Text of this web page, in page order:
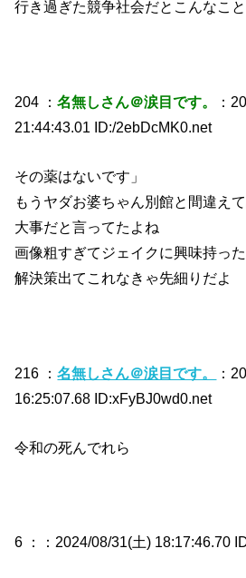
行き過ぎた競争社会だとこんなこ
204 ：名無しさん＠涙目です。
：
21:44:43.01 ID:/2ebDcMK0.net
その薬はないです」
もうヤダお婆ちゃん別館と間違え
大事だと言ってたよね
画像粗すぎてジェイクに興味持っ
解決策出てこれなきゃ先細りだよ
216 ：名無しさん＠涙目です。
：
16:25:07.68 ID:xFyBJ0wd0.net
令和の死んでれら
6 ： ：2024/08/31(土) 18:17:46.70